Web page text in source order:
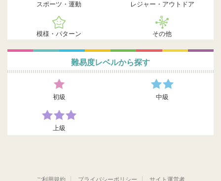
スポーツ・運動 レジャー・アウトドア
模様・パターン その他
難易度レベルから探す
初級 中級
上級
ご利用規約 プライバシーポリシー サイト運営者